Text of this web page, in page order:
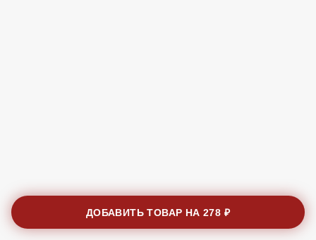
ДОБАВИТЬ ТОВАР НА278 ₽